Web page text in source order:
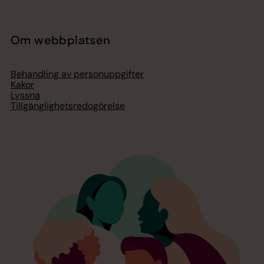
Om webbplatsen
Behandling av personuppgifter
Kakor
Lyssna
Tillgänglighetsredogörelse